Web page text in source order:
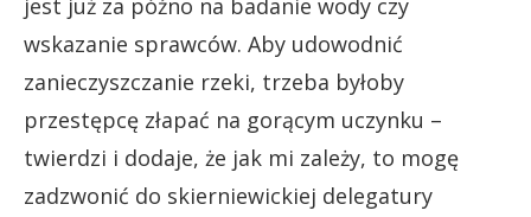
wskazanie sprawców. Aby udowodnić
zanieczyszczanie rzeki, trzeba byłoby
przestępcę złapać na gorącym uczynku –
twierdzi i dodaje, że jak mi zależy, to mogę
zadzwonić do skierniewickiej delegatury